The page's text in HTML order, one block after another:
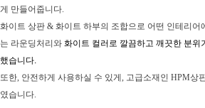
게 만들어줍니다.
화이트 상판 & 화이트 하부의 조합으로 어떤 인테리어
는 라운딩처리와 화이트 컬러로 깔끔하고 깨끗한 분위
했습니다.
또한, 안전하게 사용하실 수 있게, 고급소재인 HPM상
였습니다.